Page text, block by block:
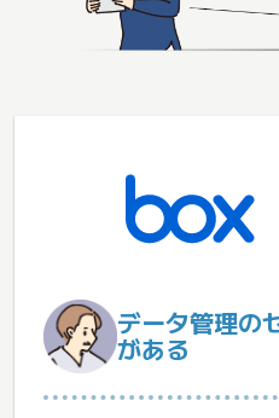
データ管理の
がある